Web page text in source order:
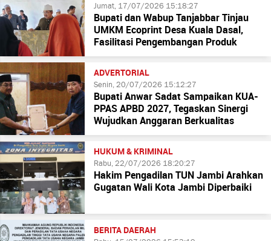
Jumat, 17/07/2026 15:18:27
Bupati dan Wabup Tanjabbar Tinjau
UMKM Ecoprint Desa Kuala Dasal,
Fasilitasi Pengembangan Produk
ADVERTORIAL
Senin, 20/07/2026 15:12:27
Bupati Anwar Sadat Sampaikan KUA-
PPAS APBD 2027, Tegaskan Sinergi
Wujudkan Anggaran Berkualitas
HUKUM & KRIMINAL
Rabu, 22/07/2026 18:20:27
Hakim Pengadilan TUN Jambi Arahkan
Gugatan Wali Kota Jambi Diperbaiki
BERITA DAERAH